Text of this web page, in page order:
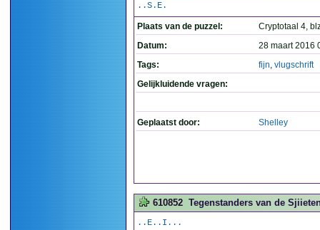
..S.E.
Plaats van de puzzel:
Cryptotaal 4,
Datum:
28 maart 2016
Tags:
fijn, vlugschrift
Gelijkluidende vragen:
Geplaatst door: Shelley
610852 Tegenstanders van de
..E..I...